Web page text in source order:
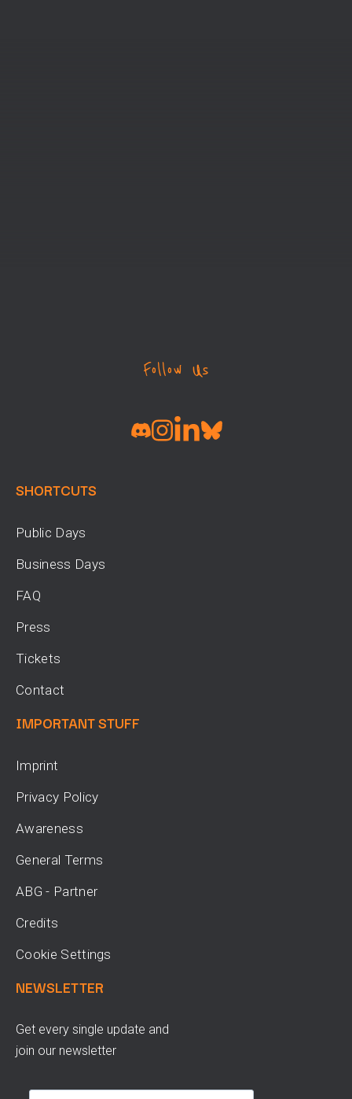
Follow Us
SHORTCUTS
Public Days
Business Days
FAQ
Press
Tickets
Contact
IMPORTANT STUFF
Imprint
Privacy Policy
Awareness
General Terms
ABG - Partner
Credits
Cookie Settings
NEWSLETTER
Get every single update and
join our newsletter